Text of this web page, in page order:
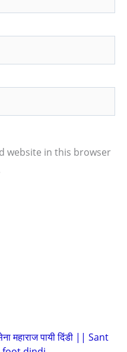
website in this browser
महाराज पायी दिंडी || Sant